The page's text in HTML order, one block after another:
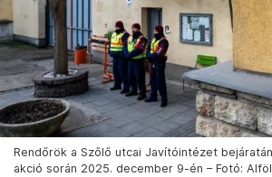
Rendőrök a Szőlő utcai Javítóintézet
akció során 2025. december 9-én – Fotó: